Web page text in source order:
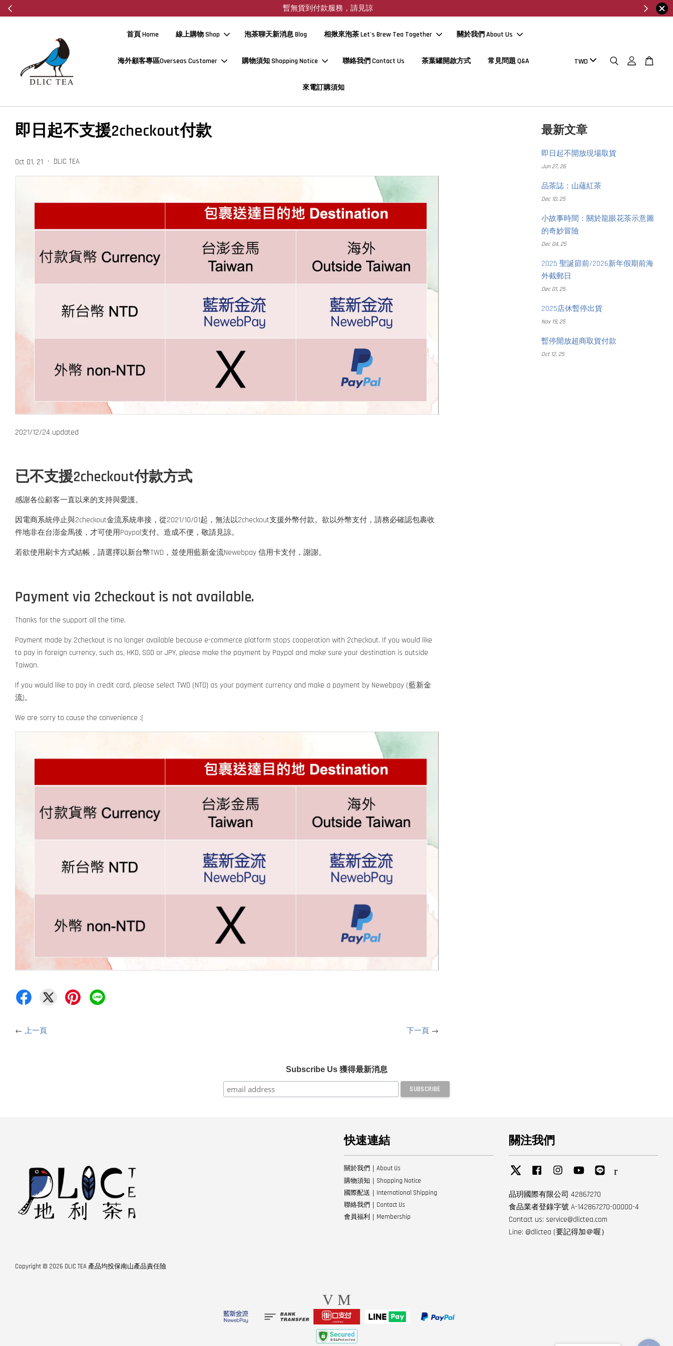
暫無貨到付款服務，請見諒
首頁 Home 線上購物 Shop 泡茶聊天新消息 Blog 相揪來泡茶 Let's Brew Tea Together 關於我們 About Us
海外顧客專區Overseas Customer 購物須知 Shopping Notice 聯絡我們 Contact Us 茶葉罐開啟方式 常見問題 Q&A
來電訂購須知
即日起不支援2checkout付款
Oct 01, 21 • DLIC TEA
2021/12/24 updated
已不支援2checkout付款方式
感謝各位顧客一直以來的支持與愛護。
因電商系統停止與2checkout金流系統串接，從2021/10/01起，無法以2checkout支援外幣付款。欲以外幣支付，請務必確認包裹收
件地非在台澎金馬後，才可使用Paypal支付。造成不便，敬請見諒。
若欲使用刷卡方式結帳，請選擇以新台幣TWD，並使用藍新金流Newebpay 信用卡支付，謝謝。
Payment via 2checkout is not available.
Thanks for the support all the time.
Payment made by 2checkout is no longer available because e-commerce platform stops cooperation with 2checkout. If you would like
to pay in foreign currency, such as, HKD, SGD or JPY, please make the payment by Paypal and make sure your destination is outside
Taiwan.
If you would like to pay in credit card, please select TWD (NTD) as your payment currency and make a payment by Newebpay (藍新金
流)。
We are sorry to cause the convenience :(
← 上一頁 下一頁→
最新文章
即日起不開放現場取貨
Jun 27, 26
品茶誌：山蘊紅茶
Dec 10, 25
小故事時間：關於龍眼花茶示意圖
的奇妙冒險
Dec 04, 25
2025 聖誕節前/2026新年假期前海
外截郵日
Dec 01, 25
2025店休暫停出貨
Nov 19, 25
暫停開放超商取貨付款
Oct 12, 25
Subscribe Us 獲得最新消息
Copyright © 2026 DLIC TEA 產品均投保南山產品責任險
快速連結
關於我們｜About Us
購物須知｜Shopping Notice
國際配送｜International Shipping
聯絡我們｜Contact Us
會員福利｜Membership
關注我們
Twitter Facebook InstagramYouTube LineRSS
品玥國際有限公司 42867270
食品業者登錄字號 A-142867270-00000-4
Contact us: service@dlictea.com
Line: @dlictea (要記得加＠喔）
Visa